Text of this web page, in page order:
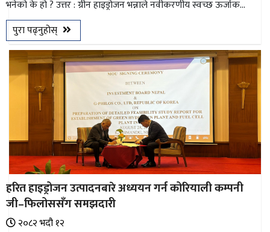
भनेको के हो ? उत्तर : ग्रीन हाइड्रोजन भन्नाले नवीकरणीय स्वच्छ ऊर्जाक...
पुरा पढ्नुहोस्
हरित हाइड्रोजन उत्पादनबारे अध्ययन गर्न कोरियाली कम्पनी
जी–फिलोससँग समझदारी
२०८२ भदौ १२